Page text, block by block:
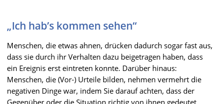
„Ich hab’s kommen sehen“
Menschen, die etwas ahnen, drücken dadurch sogar fast aus,
dass sie durch ihr Verhalten dazu beigetragen haben, dass
ein Ereignis erst eintreten konnte. Darüber hinaus:
Menschen, die (Vor-) Urteile bilden, nehmen vermehrt die
negativen Dinge war, indem Sie darauf achten, dass der